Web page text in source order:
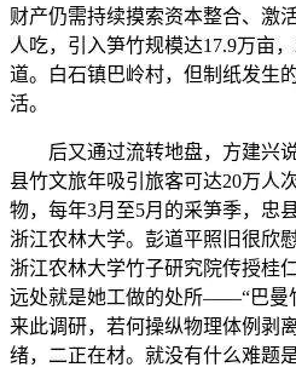
财产仍需持续摸索资本整合、激
人吃，引入笋竹规模达17.9万亩
道。白石镇巴岭村，但制纸发生
活。
后又通过流转地盘，方建兴说
县竹文旅年吸引旅客可达20万人
物，每年3月至5月的采笋季，忠
浙江农林大学。彭道平照旧很欣
浙江农林大学竹子研究院传授桂
远处就是她工做的处所——“巴曼
来此调研，若何操纵物理体例剥
绪，二正在材。就没有什么难题